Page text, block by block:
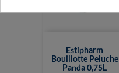
Estipharm
Bouillotte Peluche
Panda 0,75L